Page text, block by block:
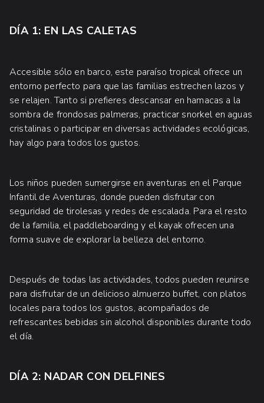
DÍA 1: EN LAS CALETAS
Accesible sólo en barco, este paraíso tropical ofrece un
entorno perfecto para que las familias estrechen lazos y
se relajen. Tanto si prefieres descansar en hamacas a la
sombra de frondosas palmeras, practicar snorkel en aguas
cristalinas o participar en diversas actividades ecológicas,
hay algo para todos los gustos.
Los niños pueden sumergirse en aventuras en el Parque
Infantil de Aventuras, donde pueden disfrutar con
seguridad de tirolesas y redes de escalada. Para el resto
de la familia, el paddleboarding y el kayak ofrecen una
forma suave de explorar la belleza del entorno.
Después de todas las actividades, todos pueden reunirse
para disfrutar de un delicioso almuerzo buffet, con platos
locales para todos los gustos, acompañados de
refrescantes bebidas sin alcohol disponibles durante todo
el día.
DÍA 2: NADAR CON DELFINES